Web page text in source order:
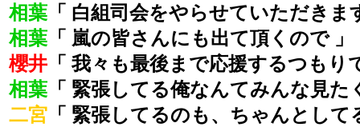
相葉 「 白組司会をやらせていただきま
相葉 「 嵐の皆さんにも出て頂くので 」
櫻井 「 我々も最後まで応援するつもり
相葉 「 緊張してる俺なんてみんな見
二宮 「 緊張してるのも、ちゃんとし